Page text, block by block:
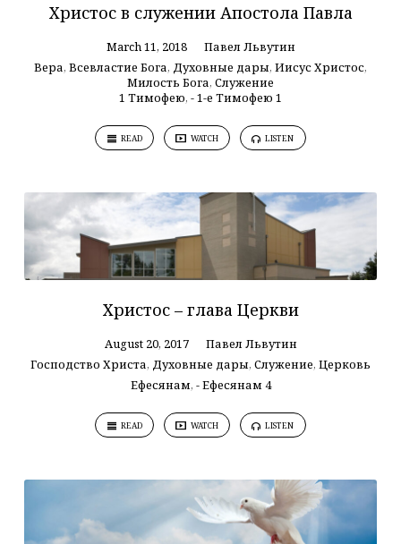
Христос в служении Апостола Павла
March 11, 2018
Павел Львутин
Вера, Всевластие Бога, Духовные дары, Иисус Христос,
Милость Бога, Служение
1 Тимофею, - 1-е Тимофею 1
READ WATCH LISTEN
Христос – глава Церкви
August 20, 2017
Павел Львутин
Господство Христа, Духовные дары, Служение, Церковь
Ефесянам, - Ефесянам 4
READ WATCH LISTEN